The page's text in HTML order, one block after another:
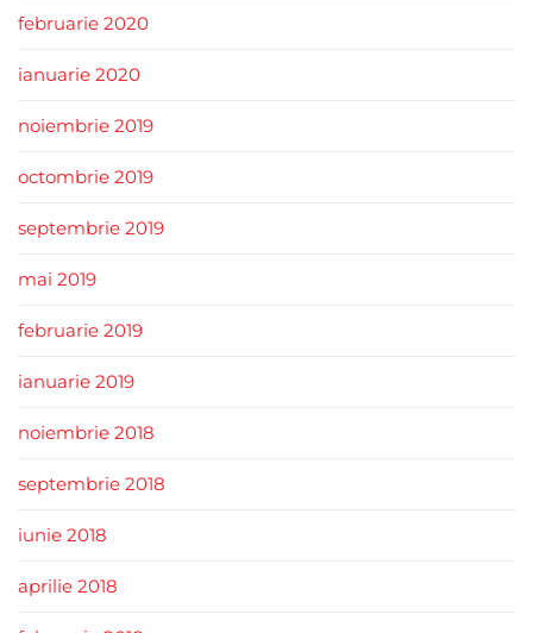
februarie 2020
ianuarie 2020
noiembrie 2019
octombrie 2019
septembrie 2019
mai 2019
februarie 2019
ianuarie 2019
noiembrie 2018
septembrie 2018
iunie 2018
aprilie 2018